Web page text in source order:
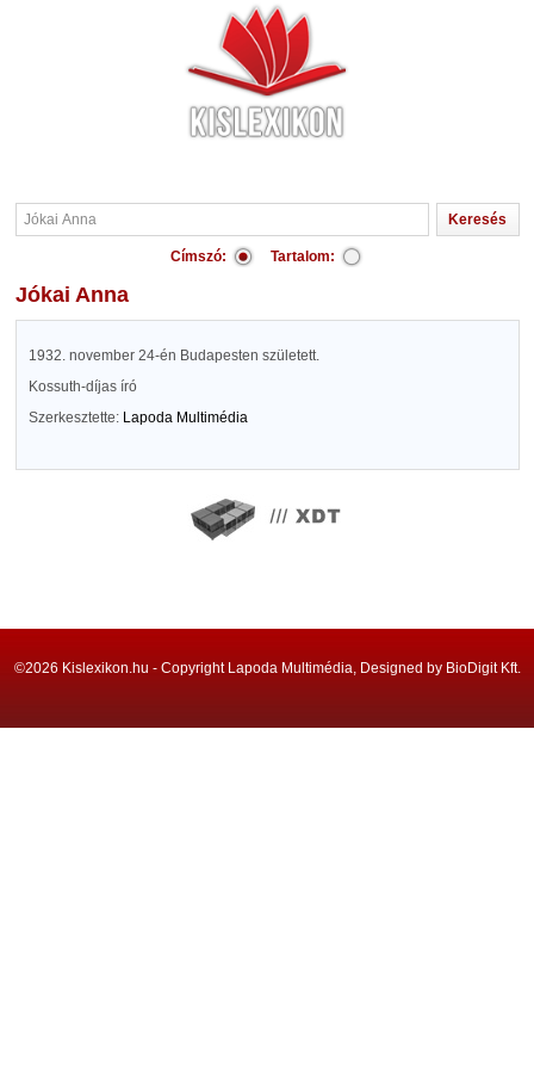
Címszó: Tartalom:
Jókai Anna
1932. november 24-én Budapesten született.
Kossuth-díjas író
Szerkesztette: Lapoda Multimédia
©2026 Kislexikon.hu - Copyright Lapoda Multimédia, Designed by BioDigit Kft.